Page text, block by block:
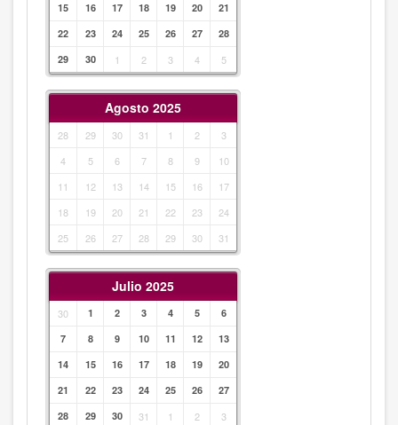
15
16 17 18 19 20
21
22
23 24 25 26 27
28
29
30 1 2 3 4 5
Agosto 2025
28 29 30 31 1 2
3
4
5 6 7 8 9
10
11
12 13 14 15 16
17
18
19 20 21 22 23
24
25
26 27 28 29 30 31
Julio 2025
30 1 2 3 4 5
6
7
8 9 10 11 12
13
14
15 16 17 18 19
20
21
22 23 24 25 26
27
28
29 30 31 1 2 3